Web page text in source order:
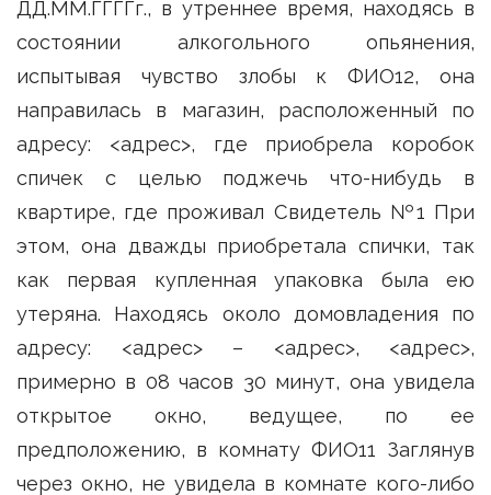
ДД.ММ.ГГГГг., в утреннее время, находясь в
состоянии алкогольного опьянения,
испытывая чувство злобы к ФИО12, она
направилась в магазин, расположенный по
адресу: <адрес>, где приобрела коробок
спичек с целью поджечь что-нибудь в
квартире, где проживал Свидетель №1 При
этом, она дважды приобретала спички, так
как первая купленная упаковка была ею
утеряна. Находясь около домовладения по
адресу: <адрес> – <адрес>, <адрес>,
примерно в 08 часов 30 минут, она увидела
открытое окно, ведущее, по ее
предположению, в комнату ФИО11 Заглянув
через окно, не увидела в комнате кого-либо